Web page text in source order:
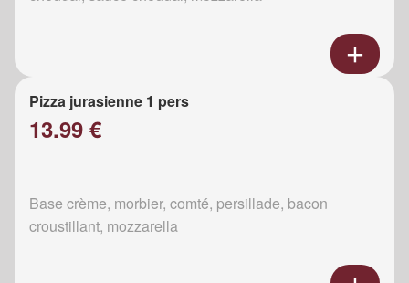
Pizza jurasienne 1 pers
13.99 €
Base crème, morbier, comté, persillade, bacon
croustillant, mozzarella